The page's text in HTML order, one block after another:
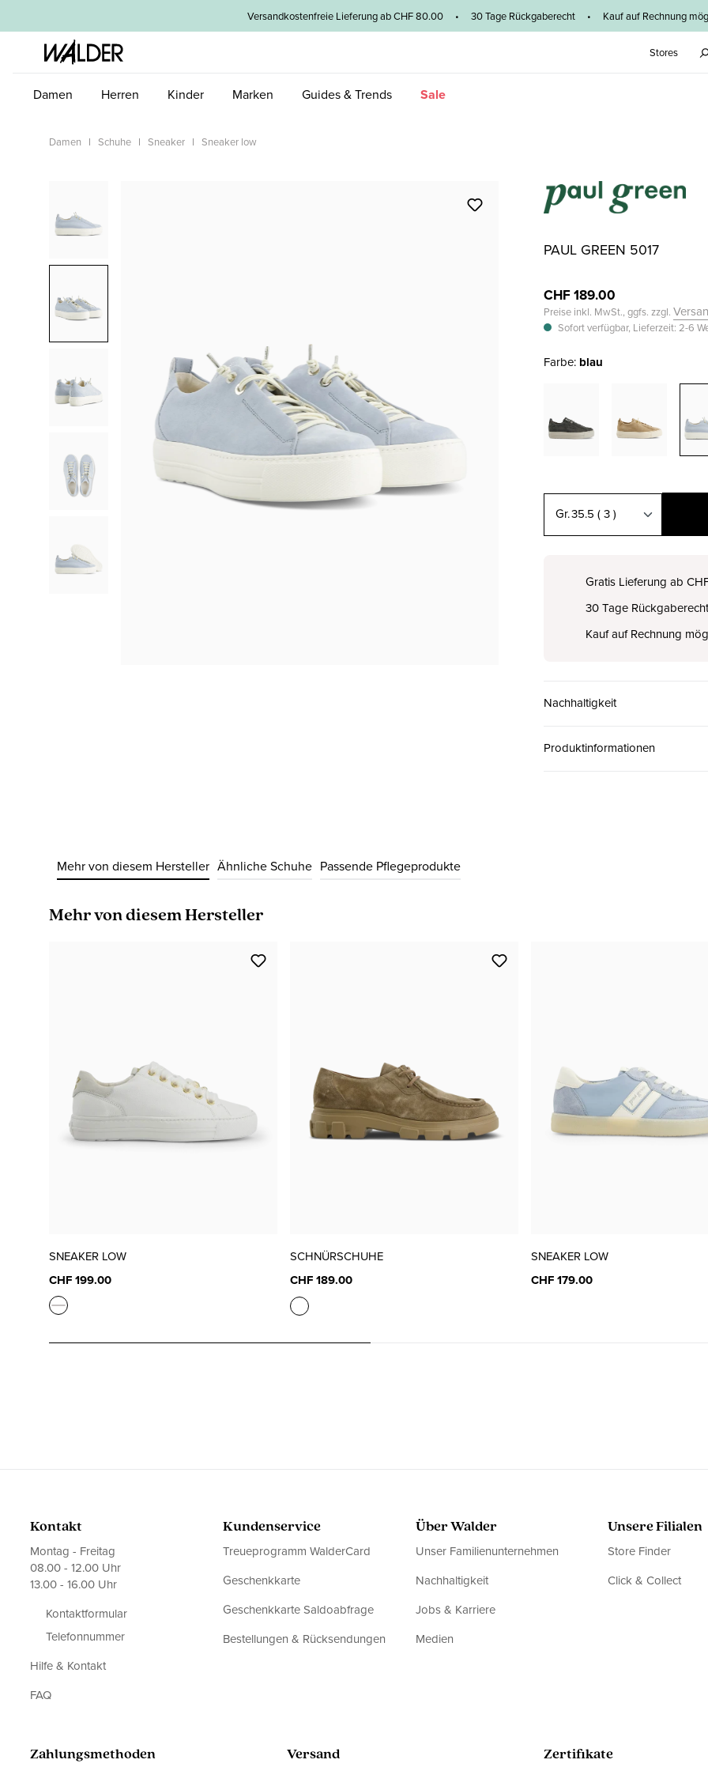
Versandkostenfreie Lieferung ab CHF 80.00 • 30 Tage Rückgaberecht • Kauf auf Rechnung
Stores
Damen Herren Kinder Marken Guides & Trends Sale
Damen Schuhe Sneaker Sneaker low
PAUL GREEN 5017
CHF 189.00
Preise inkl. MwSt., ggfs. zzgl.
Sofort verfügbar, Lieferzeit: 2-6
Farbe: blau
35.5 ( 3 )
36 ( 3½ ) CHF 189.00
42 ( 8 ) CHF 189.00
Gratis Lieferung ab
30 Tage Rückgaberecht
Kauf auf Rechnung
Nachhaltigkeit
Produktinformationen
Mehr von diesem Hersteller Ähnliche Schuhe Passende Pflegeprodukte
Produktgalerie überspringen
Mehr von diesem Hersteller
SNEAKER LOW
CHF 199.00
SCHNÜRSCHUHE
CHF 189.00
SNEAKER LOW
CHF 179.00
Kontakt
Montag - Freitag
08.00 - 12.00 Uhr
13.00 - 16.00 Uhr
Kontaktformular
Telefonnummer
Hilfe & Kontakt
FAQ
Kundenservice
Treueprogramm WalderCard
Geschenkkarte
Geschenkkarte Saldoabfrage
Bestellungen & Rücksendungen
Über Walder
Unser Familienunternehmen
Nachhaltigkeit
Jobs & Karriere
Medien
Unsere Filialen
Store Finder
Click & Collect
Zahlungsmethoden Versand Zertifikate